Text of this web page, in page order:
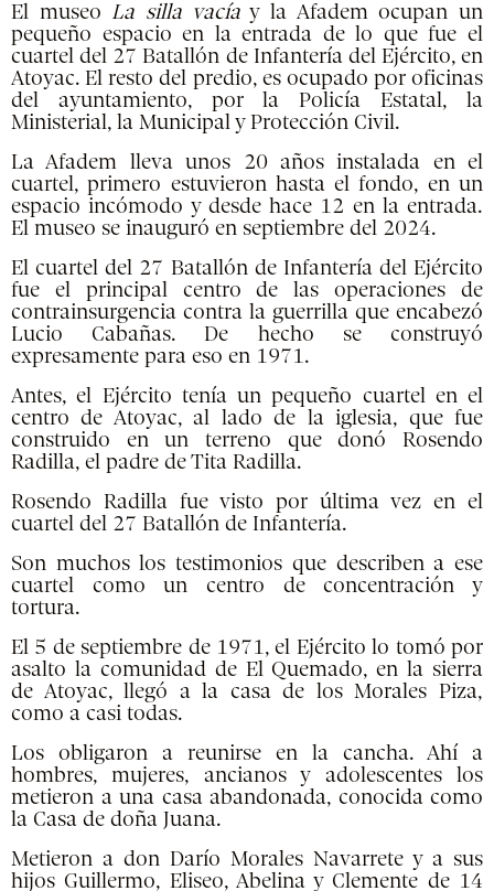
El museo La silla vacíay la Afadem ocupan un
pequeño espacio en la entrada de lo que fue el
cuartel del 27 Batallón de Infantería del Ejército, en
Atoyac. El resto del predio, es ocupado por oficinas
del ayuntamiento, por la Policía Estatal, la
Ministerial, la Municipal y Protección Civil.
La Afadem lleva unos 20 años instalada en el
cuartel, primero estuvieron hasta el fondo, en un
espacio incómodo y desde hace 12 en la entrada.
El museo se inauguró en septiembre del 2024.
El cuartel del 27 Batallón de Infantería del Ejército
fue el principal centro de las operaciones de
contrainsurgencia contra la guerrilla que encabezó
Lucio Cabañas. De hecho se construyó
expresamente para eso en 1971.
Antes, el Ejército tenía un pequeño cuartel en el
centro de Atoyac, al lado de la iglesia, que fue
construido en un terreno que donó Rosendo
Radilla, el padre de Tita Radilla.
Rosendo Radilla fue visto por última vez en el
cuartel del 27 Batallón de Infantería.
Son muchos los testimonios que describen a ese
cuartel como un centro de concentración y
tortura.
El 5 de septiembre de 1971, el Ejército lo tomó por
asalto la comunidad de El Quemado, en la sierra
de Atoyac, llegó a la casa de los Morales Piza,
como a casi todas.
Los obligaron a reunirse en la cancha. Ahí a
hombres, mujeres, ancianos y adolescentes los
metieron a una casa abandonada, conocida como
la Casa de doña Juana.
Metieron a don Darío Morales Navarrete y a sus
hijos Guillermo, Eliseo, Abelina y Clemente de 14